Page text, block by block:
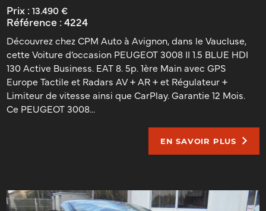
Prix :13.490 €
Référence :4224
Découvrez chez CPM Auto à Avignon, dans le Vaucluse,
cette Voiture d’occasion PEUGEOT 3008 II 1.5 BLUE HDI
130 Active Business. EAT 8. 5p. 1ère Main avec GPS
Europe Tactile et Radars AV + AR + et Régulateur +
Limiteur de vitesse ainsi que CarPlay. Garantie 12 Mois.
Ce PEUGEOT 3008...
EN SAVOIR PLUS